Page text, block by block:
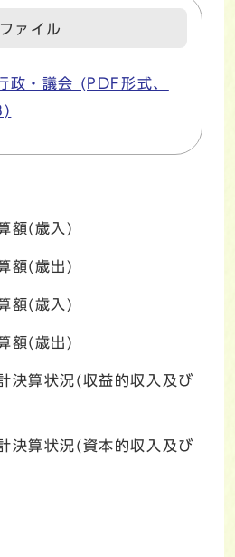
ァイル
政・議会 (PDF形式、
額(歳入)
額(歳出)
額(歳入)
額(歳出)
決算状況(収益的収入及び
決算状況(資本的収入及び